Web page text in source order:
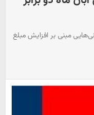
مبنی بر افزایش مبلغ